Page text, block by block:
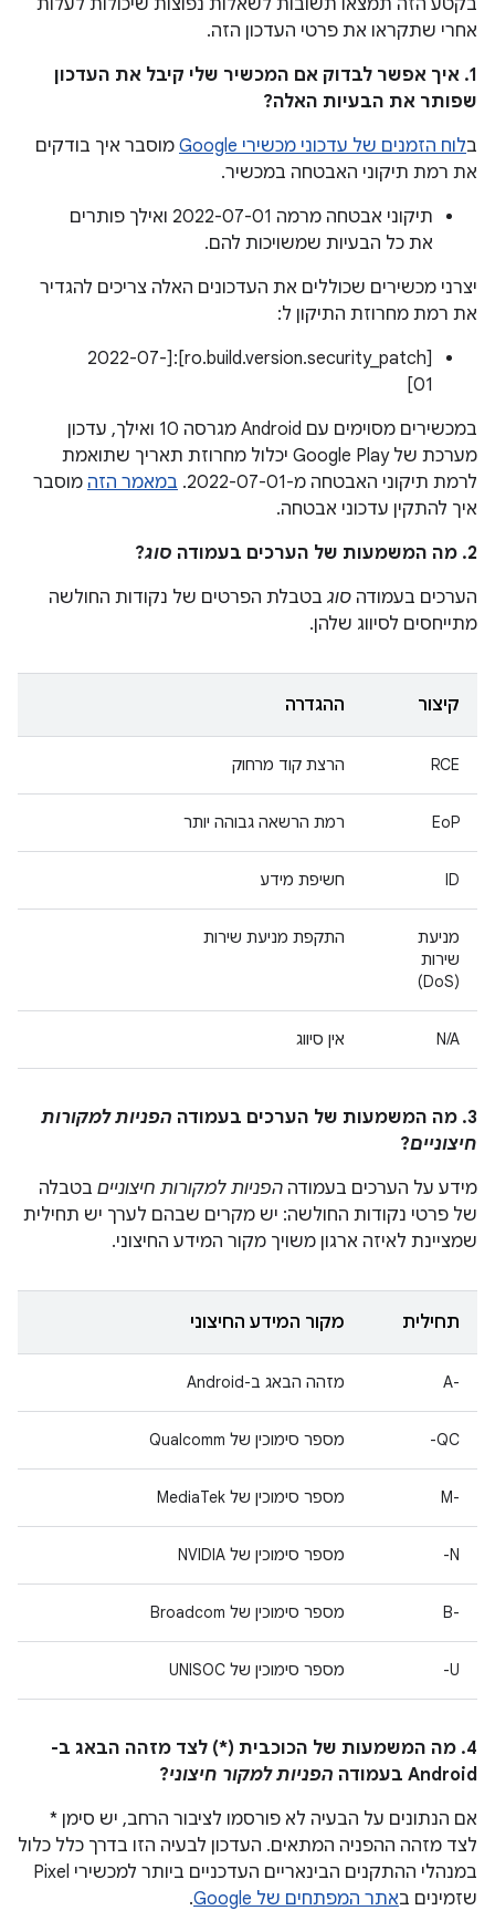
בקטע הזה תמצאו תשובות לשאלות נפוצות שיכולות לעלות
אחרי שתקראו את פרטי העדכון הזה.
1. איך אפשר לבדוק אם המכשיר שלי קיבל את העדכון
שפותר את הבעיות האלה?
בלוח הזמנים של עדכוני מכשירי Google
מוסבר איך בודקים
את רמת תיקוני האבטחה במכשיר.
תיקוני אבטחה מרמה 2022-07-01 ואילך פותרים
את כל הבעיות שמשויכות להם.
יצרני מכשירים שכוללים את העדכונים האלה צריכים להגדיר
את רמת מחרוזת התיקון ל:
[ro.build.version.security_patch]:[2022-07-
01]
במכשירים מסוימים עם Android מגרסה 10 ואילך, עדכון
מערכת של Google Play יכלול מחרוזת תאריך שתואמת
לרמת תיקוני האבטחה מ-2022-07-01.
במאמר הזה מוסבר
איך להתקין עדכוני אבטחה.
2. מה המשמעות של הערכים בעמודה
סוג?
הערכים בעמודה סוג בטבלת הפרטים של נקודות החולשה
מתייחסים לסיווג שלהן.
קיצור ההגדרה
RCE הרצת קוד מרחוק
EoP רמת הרשאה גבוהה יותר
ID חשיפת מידע
מניעת
שירות
(DoS)
התקפת מניעת שירות
N/A אין סיווג
3. מה המשמעות של הערכים בעמודה
הפניות למקורות
חיצוניים?
מידע על הערכים בעמודה הפניות למקורות חיצוניים בטבלה
של פרטי נקודות החולשה: יש מקרים שבהם לערך יש תחילית
שמציינת לאיזה ארגון משויך מקור המידע החיצוני.
תחילית מקור המידע החיצוני
A-‎ מזהה הבאג ב-Android
QC- מספר סימוכין של Qualcomm
M-‎ מספר סימוכין של MediaTek
N- מספר סימוכין של NVIDIA
B-‎ מספר סימוכין של Broadcom
U- מספר סימוכין של UNISOC
4. מה המשמעות של הכוכבית (*) לצד מזהה הבאג ב-
Android בעמודה
הפניות למקור חיצוני?
אם הנתונים על הבעיה לא פורסמו לציבור הרחב, יש סימן *
לצד מזהה ההפניה המתאים. העדכון לבעיה הזו בדרך כלל כלול
במנהלי ההתקנים הבינאריים העדכניים ביותר למכשירי Pixel
שזמינים באתר המפתחים של Google
.